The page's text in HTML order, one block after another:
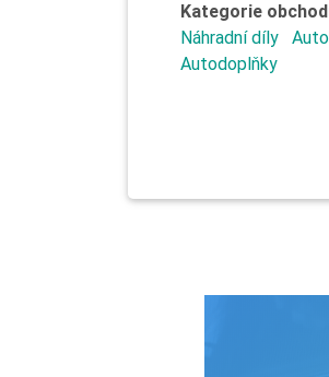
Kategorie
Náhradní díly
Autodoplňky